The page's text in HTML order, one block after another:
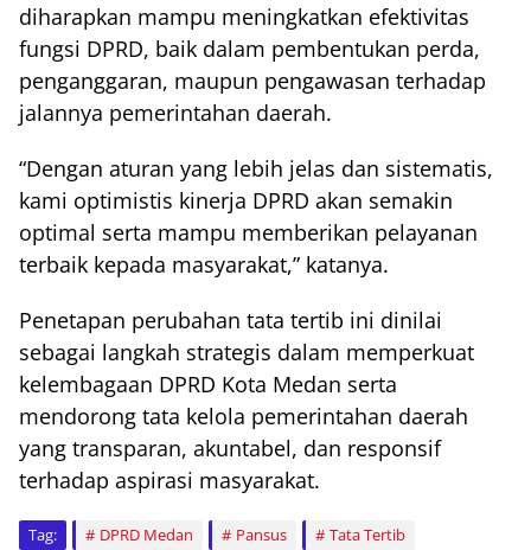
diharapkan mampu meningkatkan efektivitas
fungsi DPRD, baik dalam pembentukan perda,
penganggaran, maupun pengawasan terhadap
jalannya pemerintahan daerah.
“Dengan aturan yang lebih jelas dan sistematis,
kami optimistis kinerja DPRD akan semakin
optimal serta mampu memberikan pelayanan
terbaik kepada masyarakat,” katanya.
Penetapan perubahan tata tertib ini dinilai
sebagai langkah strategis dalam memperkuat
kelembagaan DPRD Kota Medan serta
mendorong tata kelola pemerintahan daerah
yang transparan, akuntabel, dan responsif
terhadap aspirasi masyarakat.
Tag: DPRD Medan Pansus Tata Tertib